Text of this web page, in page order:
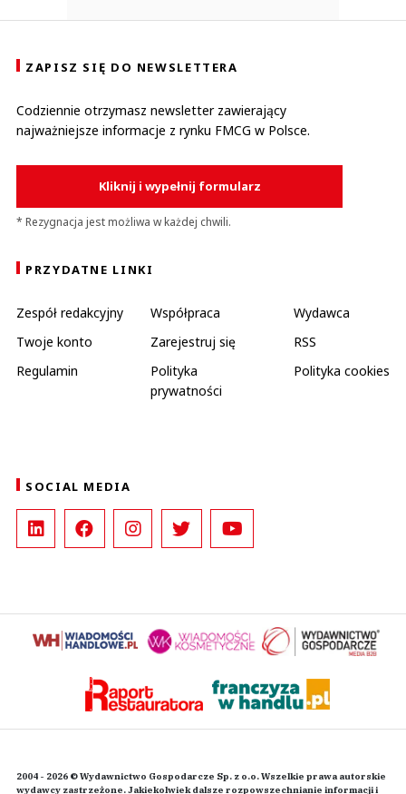
ZAPISZ SIĘ DO NEWSLETTERA
Codziennie otrzymasz newsletter zawierający
najważniejsze informacje z rynku FMCG w Polsce.
Kliknij i wypełnij formularz
* Rezygnacja jest możliwa w każdej chwili.
PRZYDATNE LINKI
Zespół redakcyjny Współpraca
Wydawca
Twoje konto
Zarejestruj się
RSS
Regulamin
Polityka
prywatności
Polityka cookies
SOCIAL MEDIA
2004 - 2026 © Wydawnictwo Gospodarcze Sp. z o.o. Wszelkie prawa autorskie
wydawcy zastrzeżone. Jakiekolwiek dalsze rozpowszechnianie informacji i